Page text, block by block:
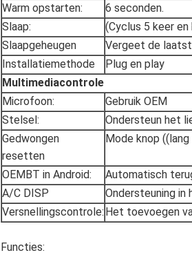
Warm opstarten:
6 seconden.
Slaap:
(Cyclus 5 keer
Slaapgeheugen
Vergeet de
Installatiemethode
Plug en play
Multimediacontrole
Microfoon:
Gebruik OEM
Stelsel:
Ondersteun het
Gedwongen
resetten
Mode knop
OEMBT in Android:
Automatisch
A/C DISP
Ondersteuning
Versnellingscontrole: Het toevoegen
Functies: